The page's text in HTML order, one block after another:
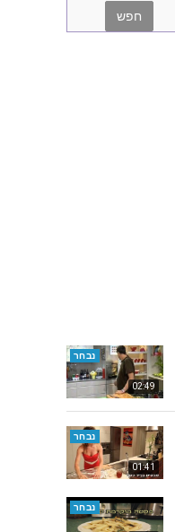
02:49
נבחר
01:41
נבחר
נבחר